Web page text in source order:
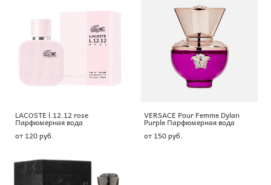
LACOSTE l.12.12 rose
Парфюмерная вода
от 120 pуб.
VERSACE Pour Femme Dylan
Purple Парфюмерная вода
от 150 pуб.